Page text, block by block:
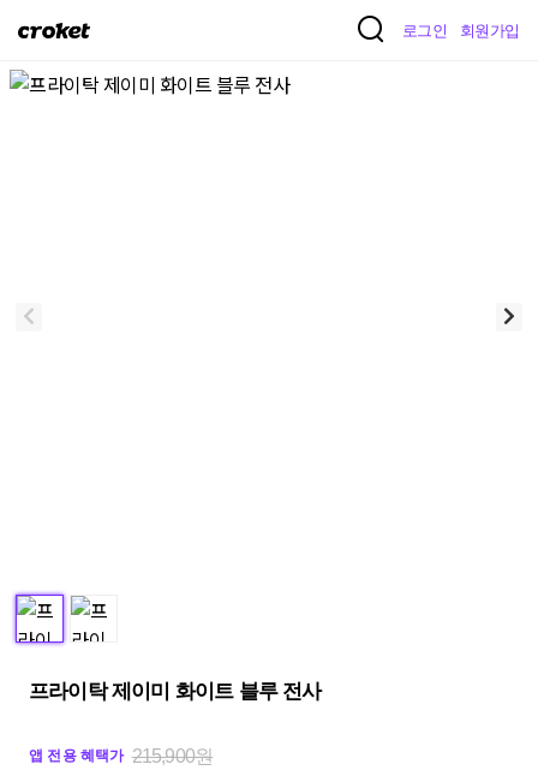
크
켓
로그인 회원가입
프라이탁 제이미 화이트 블루 전사
앱 전용 혜택가 215,900원